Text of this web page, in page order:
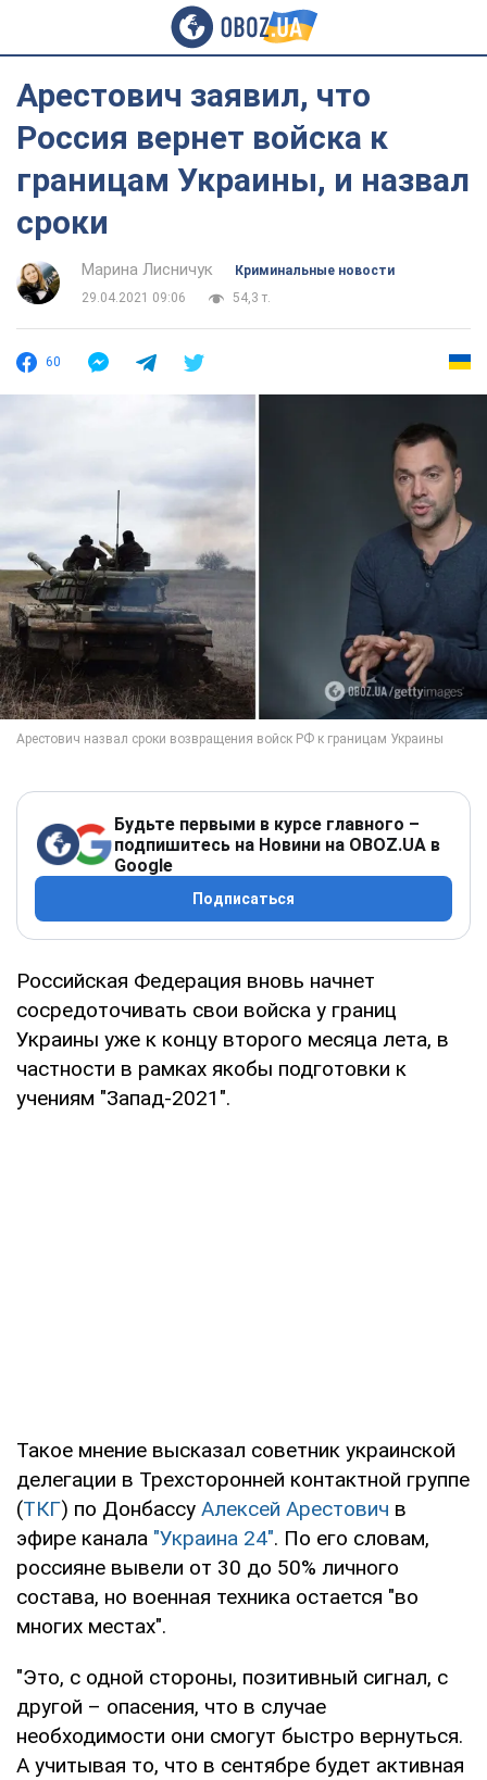
Арестович заявил, что
Россия вернет войска к
границам Украины, и назвал
сроки
Марина Лисничук
Криминальные новости
29.04.2021 09:06
54,3 т.
60
Будьте первыми в курсе главного –
подпишитесь на Новини на OBOZ.UA в
Google
Подписаться
Российская Федерация вновь начнет
сосредоточивать свои войска у границ
Украины уже к концу второго месяца лета, в
частности в рамках якобы подготовки к
учениям "Запад-2021".
Такое мнение высказал советник украинской
делегации в Трехсторонней контактной группе
(ТКГ) по Донбассу Алексей Арестович в
эфире канала "Украина 24". По его словам,
россияне вывели от 30 до 50% личного
состава, но военная техника остается "во
многих местах".
"Это, с одной стороны, позитивный сигнал, с
другой – опасения, что в случае
необходимости они смогут быстро вернуться.
А учитывая то, что в сентябре будет активная